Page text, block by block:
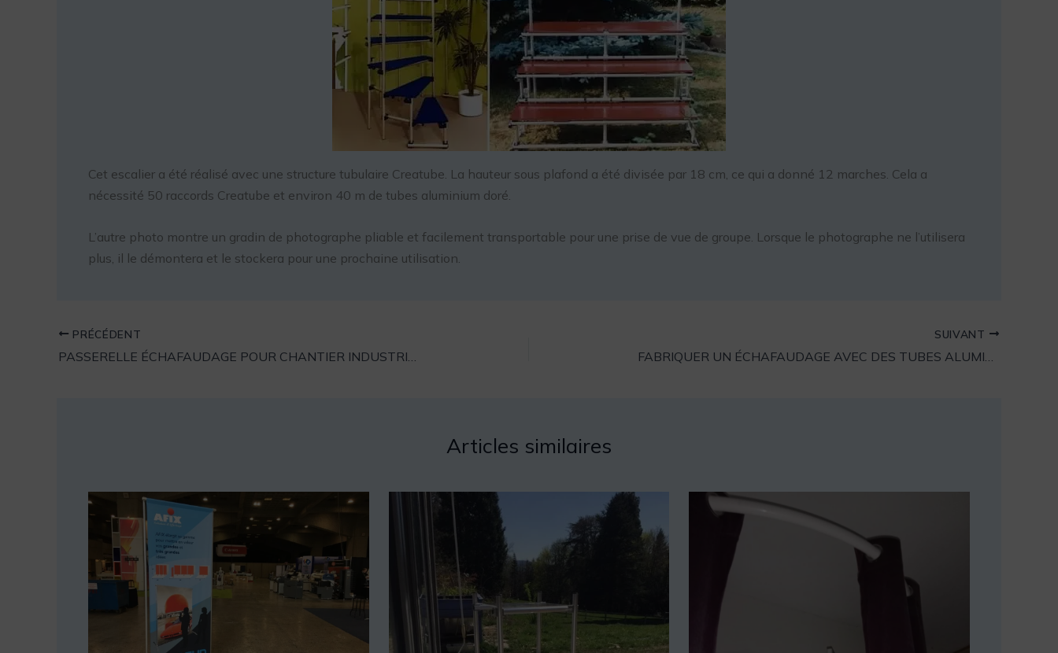
Cet escalier a été réalisé avec une structure tubulaire Creatube. La hauteur sous plafond a été divisée par 18 cm, ce qui a donné 12 marches. Cela a
nécessité 50 raccords Creatube et environ 40 m de tubes aluminium doré.
L’autre photo montre un gradin de photographe pliable et facilement transportable pour une prise de vue de groupe. Lorsque le photographe ne l’utilisera
plus, il le démontera et le stockera pour une prochaine utilisation.
PRÉCÉDENT
PASSERELLE ÉCHAFAUDAGE POUR CHANTIER INDUSTRIEL
SUIVANT
FABRIQUER UN ÉCHAFAUDAGE AVEC DES TUBES ALUMINIUM RONDS
Articles similaires